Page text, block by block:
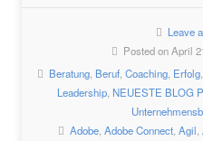
Leave
Posted on April
Beratung, Beruf, Coaching, Erfolg,
Leadership, NEUESTE BLOG
Adobe, Adobe Connect, Agil,